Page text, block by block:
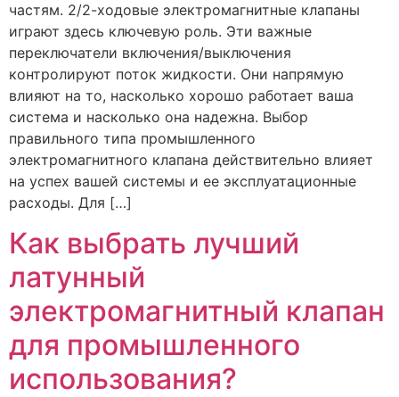
частям. 2/2-ходовые электромагнитные клапаны
играют здесь ключевую роль. Эти важные
переключатели включения/выключения
контролируют поток жидкости. Они напрямую
влияют на то, насколько хорошо работает ваша
система и насколько она надежна. Выбор
правильного типа промышленного
электромагнитного клапана действительно влияет
на успех вашей системы и ее эксплуатационные
расходы. Для […]
Как выбрать лучший
латунный
электромагнитный клапан
для промышленного
использования?